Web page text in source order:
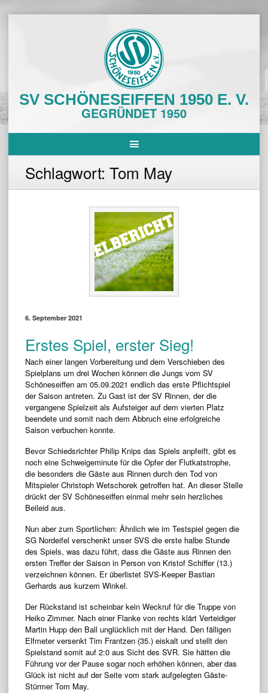
SV SCHÖNESEIFFEN 1950 E. V.
GEGRÜNDET 1950
Schlagwort: Tom May
6. September 2021
Erstes Spiel, erster Sieg!
Nach einer langen Vorbereitung und dem Verschieben des
Spielplans um drei Wochen können die Jungs vom SV
Schöneseiffen am 05.09.2021 endlich das erste Pflichtspiel
der Saison antreten. Zu Gast ist der SV Rinnen, der die
vergangene Spielzeit als Aufsteiger auf dem vierten Platz
beendete und somit nach dem Abbruch eine erfolgreiche
Saison verbuchen konnte.
Bevor Schiedsrichter Philip Knips das Spiels anpfeift, gibt es
noch eine Schweigeminute für die Opfer der Flutkatstrophe,
die besonders die Gäste aus Rinnen durch den Tod von
Mitspieler Christoph Wetschorek getroffen hat. An dieser Stelle
drückt der SV Schöneseiffen einmal mehr sein herzliches
Beileid aus.
Nun aber zum Sportlichen: Ähnlich wie im Testspiel gegen die
SG Nordeifel verschenkt unser SVS die erste halbe Stunde
des Spiels, was dazu führt, dass die Gäste aus Rinnen den
ersten Treffer der Saison in Person von Kristof Schiffer (13.)
verzeichnen können. Er überlistet SVS-Keeper Bastian
Gerhards aus kurzem Winkel.
Der Rückstand ist scheinbar kein Weckruf für die Truppe von
Heiko Zimmer. Nach einer Flanke von rechts klärt Verteidiger
Martin Hupp den Ball unglücklich mit der Hand. Den fälligen
Elfmeter versenkt Tim Frantzen (35.) eiskalt und stellt den
Spielstand somit auf 2:0 aus Sicht des SVR. Sie hätten die
Führung vor der Pause sogar noch erhöhen können, aber das
Glück ist nicht auf der Seite vom stark aufgelegten Gäste-
Stürmer Tom May.